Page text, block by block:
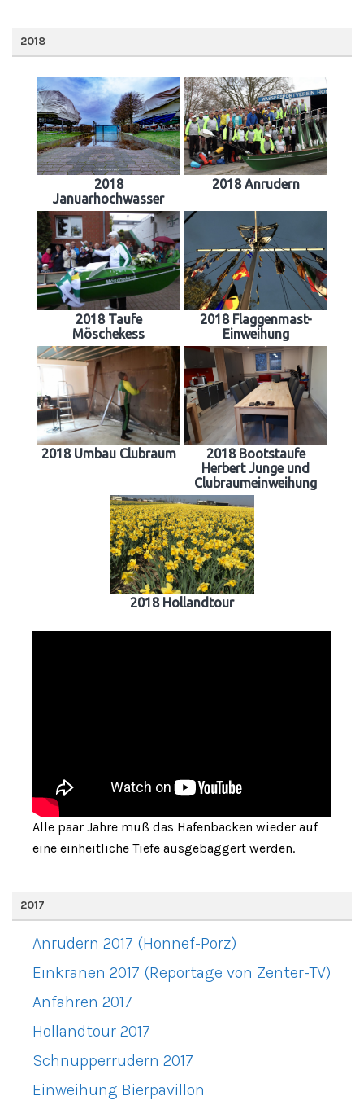
2018
2018
Januarhochwasser
2018 Anrudern
2018 Taufe
Möschekess
2018 Flaggenmast-
Einweihung
2018 Umbau Clubraum
2018 Bootstaufe
Herbert Junge und
Clubraumeinweihung
2018 Hollandtour
Alle paar Jahre muß das Hafenbacken wieder auf
eine einheitliche Tiefe ausgebaggert werden.
2017
Anrudern 2017 (Honnef-Porz)
Einkranen 2017 (Reportage von Zenter-TV)
Anfahren 2017
Hollandtour 2017
Schnupperrudern 2017
Einweihung Bierpavillon